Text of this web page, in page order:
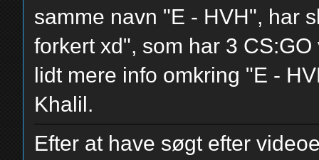
samme navn "E - HVH", har
forkert xd", som har 3
lidt mere info omkring "E -
Khalil.
Efter at have søgt efter